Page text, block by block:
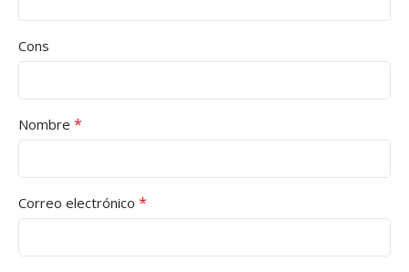
Cons
Nombre *
Correo electrónico *